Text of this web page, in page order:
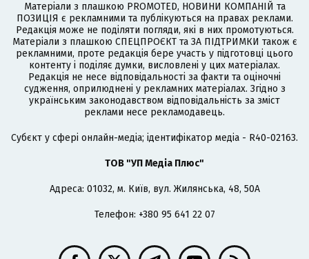
Матеріали з плашкою PROMOTED, НОВИНИ КОМПАНІЙ та
ПОЗИЦІЯ є рекламними та публікуються на правах реклами.
Редакція може не поділяти погляди, які в них промотуються.
Матеріали з плашкою СПЕЦПРОЄКТ та ЗА ПІДТРИМКИ також є
рекламними, проте редакція бере участь у підготовці цього
контенту і поділяє думки, висловлені у цих матеріалах.
Редакція не несе відповідальності за факти та оціночні
судження, оприлюднені у рекламних матеріалах. Згідно з
українським законодавством відповідальність за зміст
реклами несе рекламодавець.
Cубєкт у сфері онлайн-медіа; ідентифікатор медіа - R40-02163.
ТОВ "УП Медіа Плюс"
Адреса: 01032, м. Київ, вул. Жилянська, 48, 50А
Телефон: +380 95 641 22 07